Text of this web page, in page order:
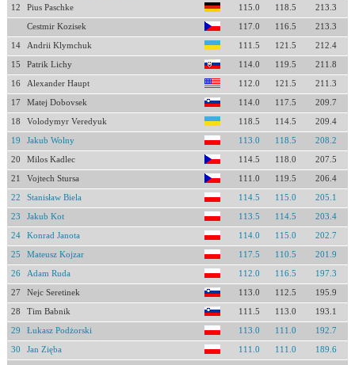
12 Pius Paschke 115.0 118.5 213.3
Cestmir Kozisek 117.0 116.5 213.3
14 Andrii Klymchuk 111.5 121.5 212.4
15 Patrik Lichy 114.0 119.5 211.8
16 Alexander Haupt 112.0 121.5 211.3
17 Matej Dobovsek 114.0 117.5 209.7
18 Volodymyr Veredyuk 118.5 114.5 209.4
19 Jakub Wolny 113.0 118.5 208.2
20 Milos Kadlec 114.5 118.0 207.5
21 Vojtech Stursa 111.0 119.5 206.4
22 Stanisław Biela 114.5 115.0 205.1
23 Jakub Kot 113.5 114.5 203.4
24 Konrad Janota 114.0 115.0 202.7
25 Mateusz Kojzar 117.5 110.5 201.9
26 Adam Ruda 112.0 116.5 197.3
27 Nejc Seretinek 113.0 112.5 195.9
28 Tim Babnik 111.5 113.0 193.1
29 Łukasz Podżorski 113.0 111.0 192.7
30 Jan Zięba 111.0 111.0 189.6